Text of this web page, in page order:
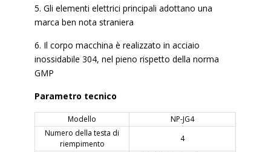
5. Gli elementi elettrici principali adottano una
marca ben nota straniera
6. Il corpo macchina è realizzato in acciaio
inossidabile 304, nel pieno rispetto della norma
GMP
Parametro tecnico
Modello
NP-JG4
Numero della testa di
riempimento
4